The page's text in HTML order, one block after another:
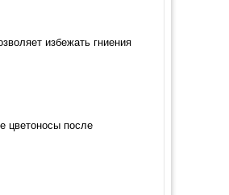
избежать гниения
цветоносы после